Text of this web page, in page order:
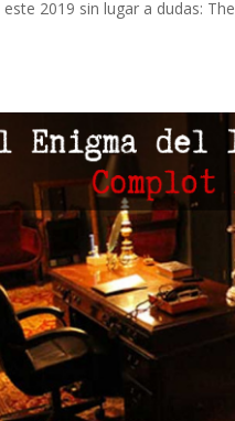
2019 sin lugar a dudas: